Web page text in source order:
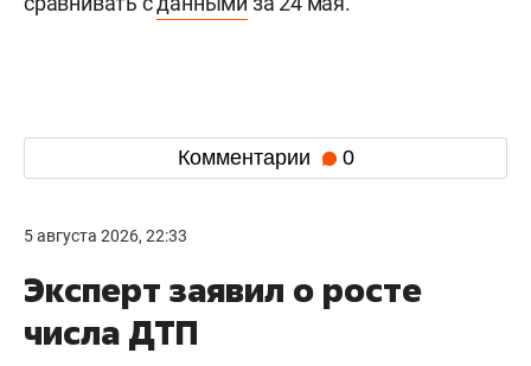
Комментарии 0
5 августа 2026, 22:33
Эксперт заявил о росте
числа ДТП